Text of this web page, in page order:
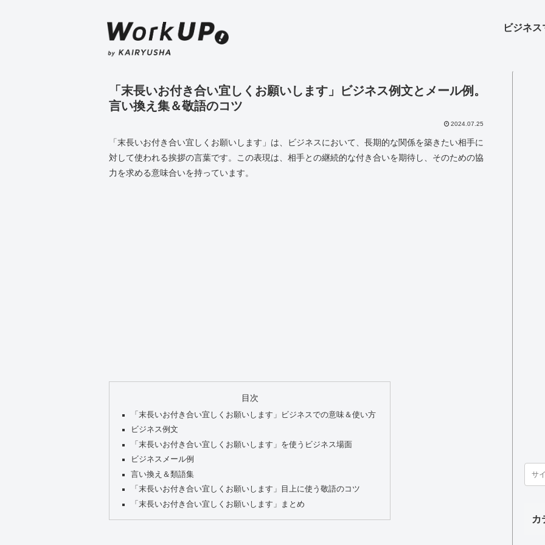
ビジネ
「末長いお付き合い宜しくお願いします」ビジネス例文とメール例。
言い換え集＆敬語のコツ
2024.07.25
「末長いお付き合い宜しくお願いします」は、ビジネスにおいて、長期的な関係を築きたい相手に
対して使われる挨拶の言葉です。この表現は、相手との継続的な付き合いを期待し、そのための協
力を求める意味合いを持っています。
目次
「末長いお付き合い宜しくお願いします」ビジネスでの意味＆使い方
ビジネス例文
「末長いお付き合い宜しくお願いします」を使うビジネス場面
ビジネスメール例
言い換え＆類語集
「末長いお付き合い宜しくお願いします」目上に使う敬語のコツ
「末長いお付き合い宜しくお願いします」まとめ
カ